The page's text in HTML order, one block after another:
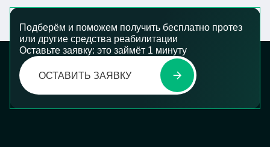
Подберём и поможем получить бесплатно протез
или другие средства реабилитации
Оставьте заявку: это займёт 1 минуту
ОСТАВИТЬ ЗАЯВКУ